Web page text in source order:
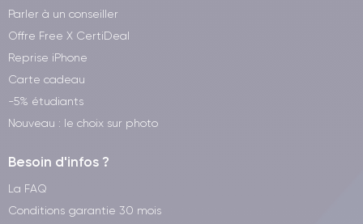
Parler à un conseiller
Offre Free X CertiDeal
Reprise iPhone
Carte cadeau
-5% étudiants
Nouveau : le choix sur photo
Besoin d'infos ?
La FAQ
Conditions garantie 30 mois